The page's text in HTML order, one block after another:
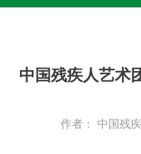
中国残疾人艺术
作者： 中国残